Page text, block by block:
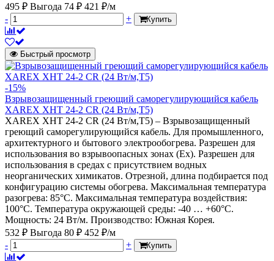
495 ₽ Выгода 74 ₽ 421 ₽/м
-
+ Купить
Быстрый просмотр
-15%
Взрывозащищенный греющий саморегулирующийся кабель
XAREX XHT 24-2 CR (24 Вт/м,Т5)
XAREX XHT 24-2 CR (24 Вт/м,Т5) – Взрывозащищенный
греющий саморегулирующийся кабель. Для промышленного,
архитектурного и бытового электрообогрева. Разрешен для
использования во взрывоопасных зонах (Ех). Разрешен для
использования в средах с присутствием водных
неорганических химикатов. Отрезной, длина подбирается под
конфигурацию системы обогрева. Максимальная температура
разогрева: 85°С. Максимальная температура воздействия:
100°С. Температура окружающей среды: -40 … +60°С.
Мощность: 24 Вт/м. Производство: Южная Корея.
532 ₽ Выгода 80 ₽ 452 ₽/м
-
+ Купить